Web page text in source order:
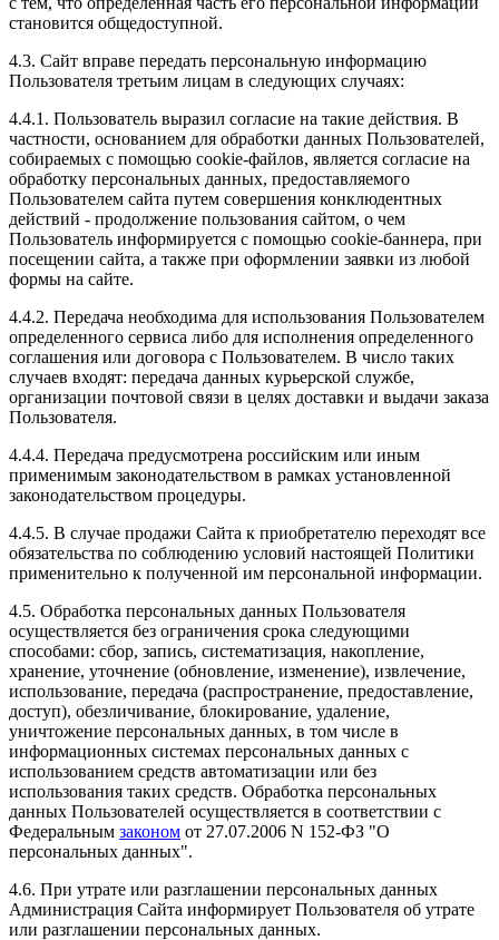
становится общедоступной.
4.3. Сайт вправе передать персональную информацию
Пользователя третьим лицам в следующих случаях:
4.4.1. Пользователь выразил согласие на такие действия. В
частности, основанием для обработки данных Пользователей,
собираемых с помощью cookie-файлов, является согласие на
обработку персональных данных, предоставляемого
Пользователем сайта путем совершения конклюдентных
действий - продолжение пользования сайтом, о чем
Пользователь информируется с помощью cookie-баннера, при
посещении сайта, а также при оформлении заявки из любой
формы на сайте.
4.4.2. Передача необходима для использования Пользователем
определенного сервиса либо для исполнения определенного
соглашения или договора с Пользователем. В число таких
случаев входят: передача данных курьерской службе,
организации почтовой связи в целях доставки и выдачи заказа
Пользователя.
4.4.4. Передача предусмотрена российским или иным
применимым законодательством в рамках установленной
законодательством процедуры.
4.4.5. В случае продажи Сайта к приобретателю переходят все
обязательства по соблюдению условий настоящей Политики
применительно к полученной им персональной информации.
4.5. Обработка персональных данных Пользователя
осуществляется без ограничения срока следующими
способами: сбор, запись, систематизация, накопление,
хранение, уточнение (обновление, изменение), извлечение,
использование, передача (распространение, предоставление,
доступ), обезличивание, блокирование, удаление,
уничтожение персональных данных, в том числе в
информационных системах персональных данных с
использованием средств автоматизации или без
использования таких средств. Обработка персональных
данных Пользователей осуществляется в соответствии с
Федеральным законом от 27.07.2006 N 152-ФЗ "О
персональных данных".
4.6. При утрате или разглашении персональных данных
Администрация Сайта информирует Пользователя об утрате
или разглашении персональных данных.